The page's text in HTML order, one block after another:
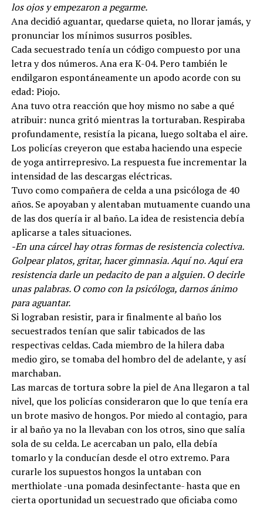
los ojos y empezaron a pegarme.
Ana decidió aguantar, quedarse quieta, no llorar jamás, y
pronunciar los mínimos susurros posibles.
Cada secuestrado tenía un código compuesto por una
letra y dos números. Ana era K-04. Pero también le
endilgaron espontáneamente un apodo acorde con su
edad: Piojo.
Ana tuvo otra reacción que hoy mismo no sabe a qué
atribuir: nunca gritó mientras la torturaban. Respiraba
profundamente, resistía la picana, luego soltaba el aire.
Los policías creyeron que estaba haciendo una especie
de yoga antirrepresivo. La respuesta fue incrementar la
intensidad de las descargas eléctricas.
Tuvo como compañera de celda a una psicóloga de 40
años. Se apoyaban y alentaban mutuamente cuando una
de las dos quería ir al baño. La idea de resistencia debía
aplicarse a tales situaciones.
-En una cárcel hay otras formas de resistencia colectiva.
Golpear platos, gritar, hacer gimnasia. Aquí no. Aquí era
resistencia darle un pedacito de pan a alguien. O decirle
unas palabras. O como con la psicóloga, darnos ánimo
para aguantar.
Si lograban resistir, para ir finalmente al baño los
secuestrados tenían que salir tabicados de las
respectivas celdas. Cada miembro de la hilera daba
medio giro, se tomaba del hombro del de adelante, y así
marchaban.
Las marcas de tortura sobre la piel de Ana llegaron a tal
nivel, que los policías consideraron que lo que tenía era
un brote masivo de hongos. Por miedo al contagio, para
ir al baño ya no la llevaban con los otros, sino que salía
sola de su celda. Le acercaban un palo, ella debía
tomarlo y la conducían desde el otro extremo. Para
curarle los supuestos hongos la untaban con
merthiolate -una pomada desinfectante- hasta que en
cierta oportunidad un secuestrado que oficiaba como